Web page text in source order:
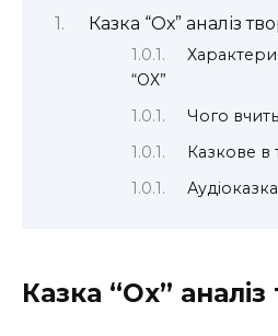
Казка “Ох” аналіз
“ОХ”
Чого
Казкове в
Казка “Ох” аналіз